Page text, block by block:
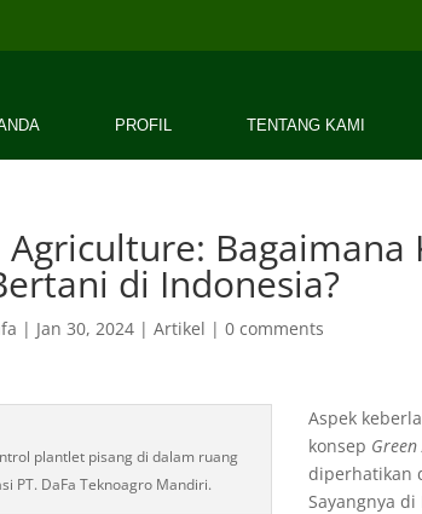
PROFIL TENTANG KAMI
Agriculture:
di Indonesia?
| Jan 30, 2024 |Artikel |0 comments
plantlet pisang di dalam ruang
PT. DaFa Teknoagro Mandiri.
Aspek
konsep
diperhatikan
Sayangnya